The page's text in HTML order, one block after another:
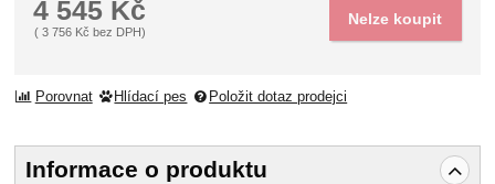
4 545 Kč
(3 756 Kč bez DPH)
Nelze koupit
Porovnat Hlídací pes Položit dotaz prodejci
Informace o produktu